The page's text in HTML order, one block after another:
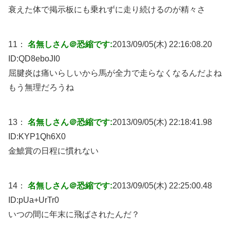
衰えた体で掲示板にも乗れずに走り続けるのが精々さ
11： 名無しさん＠恐縮です:2013/09/05(木) 22:16:08.20
ID:QD8eboJI0
屈腱炎は痛いらしいから馬が全力で走らなくなるんだよね
もう無理だろうね
13： 名無しさん＠恐縮です:2013/09/05(木) 22:18:41.98
ID:KYP1Qh6X0
金鯱賞の日程に慣れない
14： 名無しさん＠恐縮です:2013/09/05(木) 22:25:00.48
ID:pUa+UrTr0
いつの間に年末に飛ばされたんだ？